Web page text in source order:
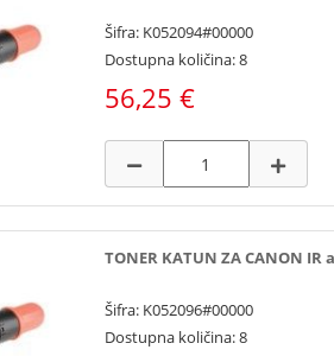
Šifra: K052094#00000
Dostupna količina: 8
56,25 €
TONER KATUN ZA CANON IR
Šifra: K052096#00000
Dostupna količina: 8